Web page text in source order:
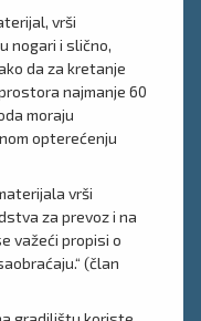
vrši
nogari i slično,
da za kretanje
najmanje 60
moraju
opterećenju
vrši
za prevoz i na
važeći propisi o
(član